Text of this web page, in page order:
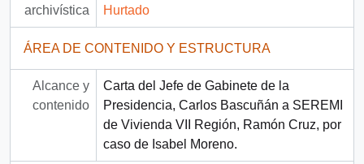
archivística
Hurtado
ÁREA DE CONTENIDO Y ESTRUCTURA
Alcance y
contenido
Carta del Jefe de Gabinete de la
Presidencia, Carlos Bascuñán a SEREMI
de Vivienda VII Región, Ramón Cruz, por
caso de Isabel Moreno.